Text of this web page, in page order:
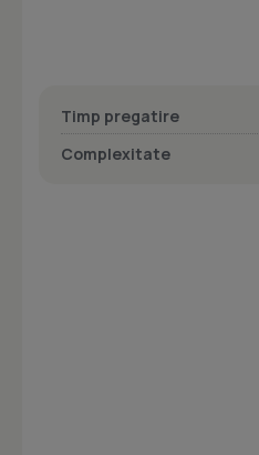
Timp pregatire
Complexitate